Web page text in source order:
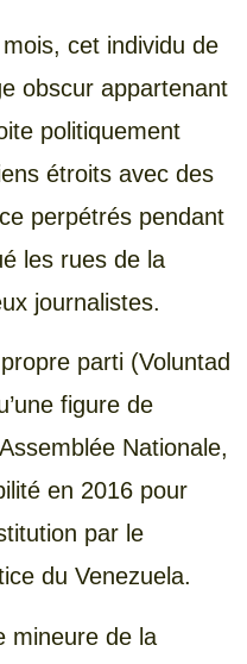
cet individu de
obscur appartenant
politiquement
étroits avec des
perpétrés pendant
les rues de la
journalistes.
parti (Voluntad
figure de
Nationale,
en 2016 pour
par le
du Venezuela.
mineure de la